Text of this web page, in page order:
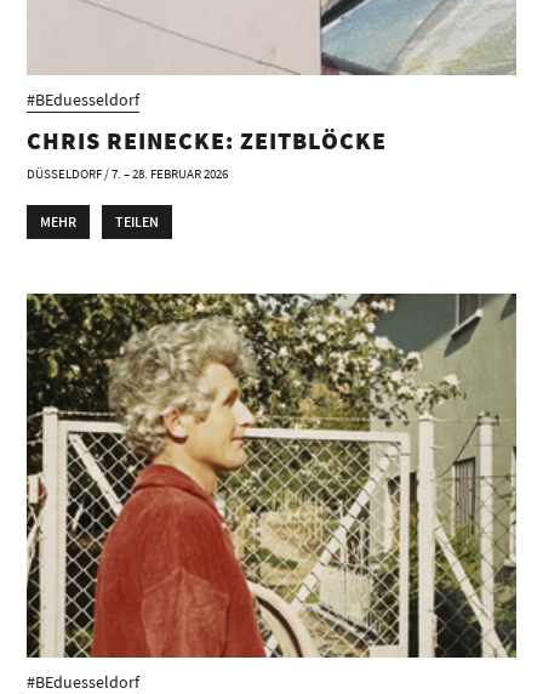
#BEduesseldorf
CHRIS REINECKE: ZEITBLÖCKE
DÜSSELDORF / 7. – 28. FEBRUAR 2026
MEHR TEILEN
#BEduesseldorf